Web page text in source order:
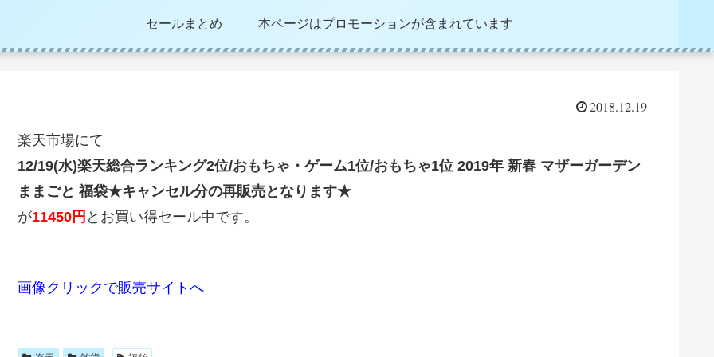
セールまとめ 本ページはプロモーションが含まれています
2018.12.19
楽天市場にて
12/19(水)楽天総合ランキング2位/おもちゃ・ゲーム1位/おもちゃ1位 2019年 新春 マザーガーデン
ままごと 福袋★キャンセル分の再販売となります★
が11450円 とお買い得セール中です。
画像クリックで販売サイトへ